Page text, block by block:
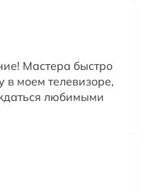
Мастера быстро
в моем телевизоре,
любимыми